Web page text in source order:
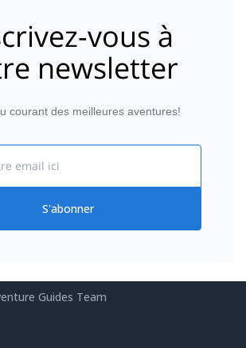
vous à
newsletter
courant des meilleures aventures!
S'abonner
Guides Team